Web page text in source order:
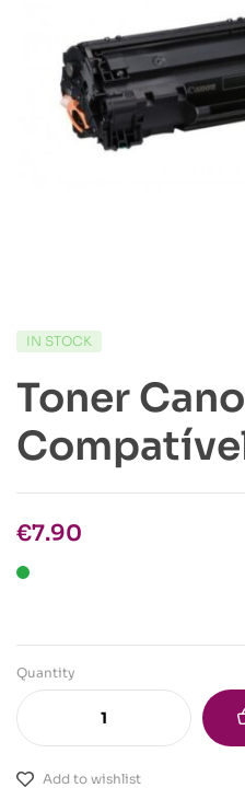
IN STOCK
Toner
€7.90
Quantity
Add to wishlist